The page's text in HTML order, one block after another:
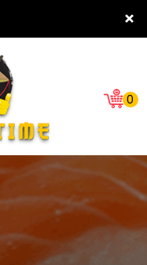
×
0